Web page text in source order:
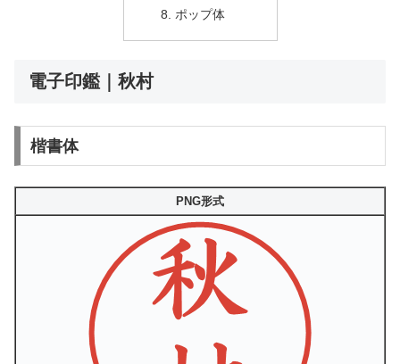
ポップ体
電子印鑑｜秋村
楷書体
PNG形式